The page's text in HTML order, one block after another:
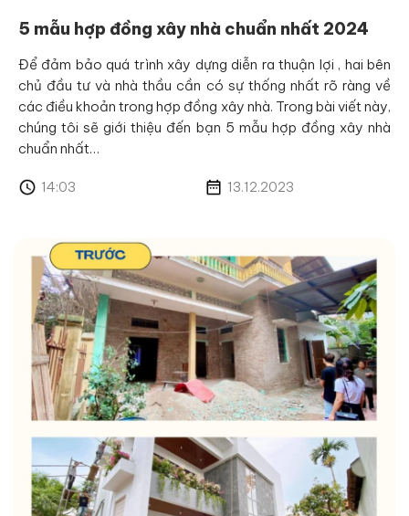
5 mẫu hợp đồng xây nhà chuẩn nhất 2024
Để đảm bảo quá trình xây dựng diễn ra thuận lợi , hai bên
chủ đầu tư và nhà thầu cần có sự thống nhất rõ ràng về
các điều khoản trong hợp đồng xây nhà. Trong bài viết này,
chúng tôi sẽ giới thiệu đến bạn 5 mẫu hợp đồng xây nhà
chuẩn nhất…
14:03 13.12.2023